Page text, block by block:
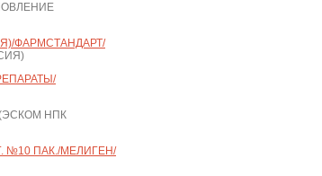
ФАРМСТАНДАРТ/
НПК
№10 ПАК./МЕЛИГЕН/